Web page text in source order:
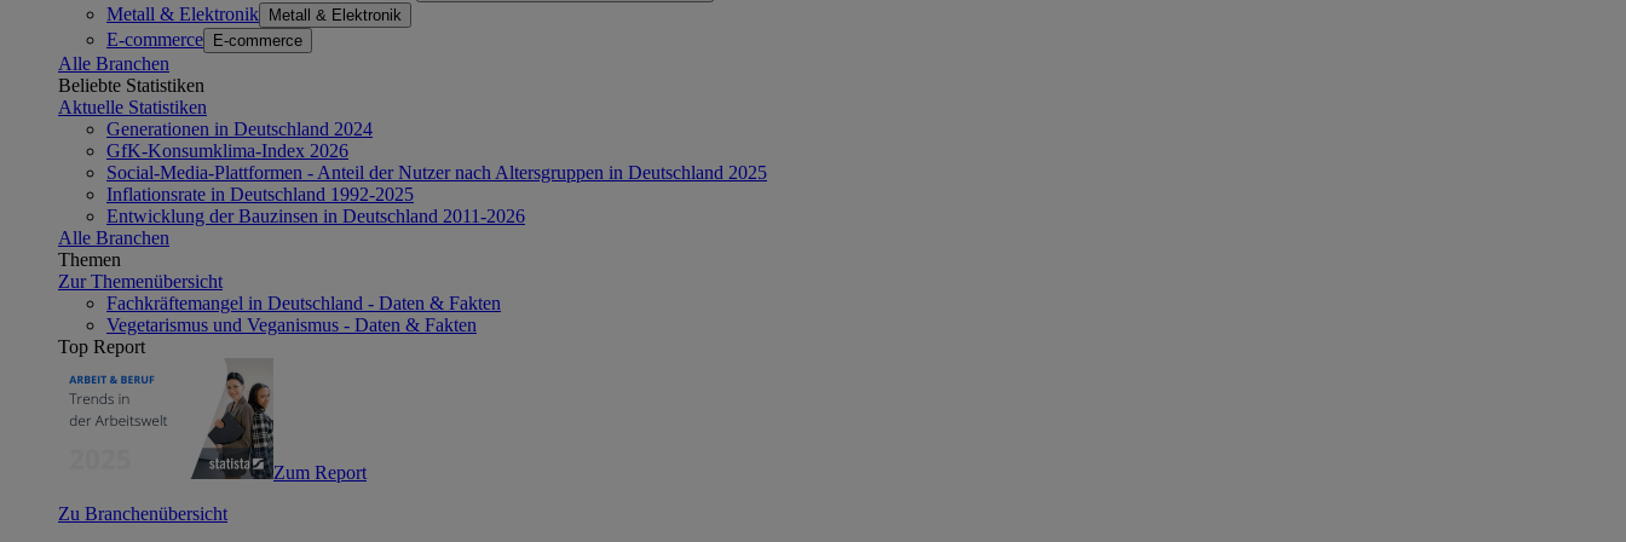
Metall & Elektronik Metall & Elektronik
E-commerce E-commerce
Alle Branchen
Beliebte Statistiken
Aktuelle Statistiken
Generationen in Deutschland 2024
GfK-Konsumklima-Index 2026
Social-Media-Plattformen - Anteil der Nutzer nach Altersgruppen in Deutschland 2025
Inflationsrate in Deutschland 1992-2025
Entwicklung der Bauzinsen in Deutschland 2011-2026
Alle Branchen
Themen
Zur Themenübersicht
Fachkräftemangel in Deutschland - Daten & Fakten
Vegetarismus und Veganismus - Daten & Fakten
Top Report
Zum Report
Zu Branchenübersicht